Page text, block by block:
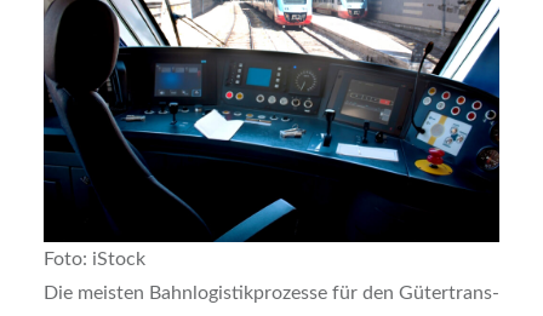
Foto: iStock
Die meis­ten Bahn­lo­gis­tik­pro­zes­se für den Güter­trans­